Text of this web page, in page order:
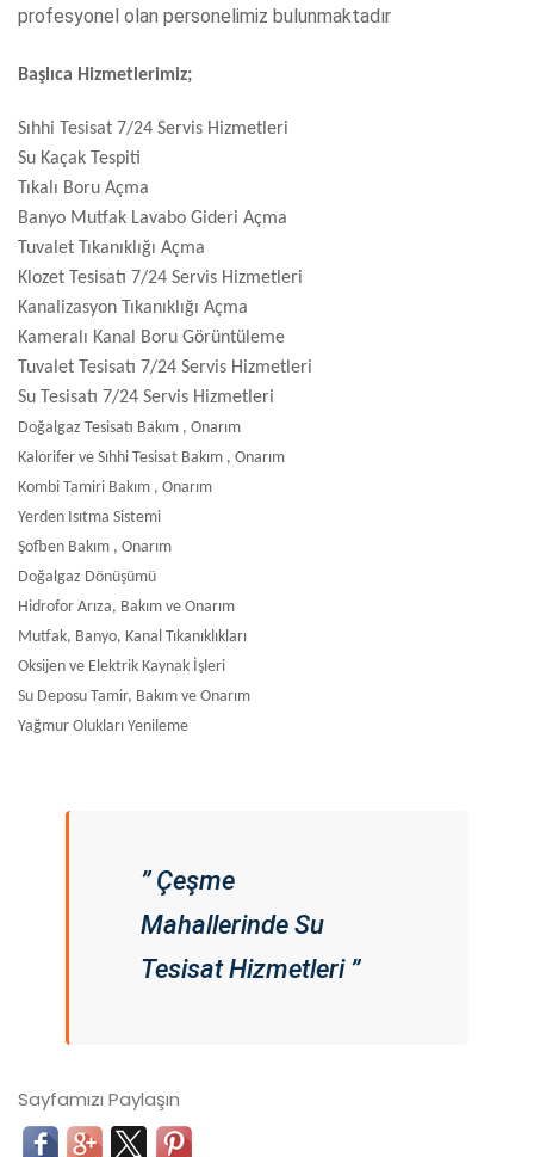
profesyonel olan personelimiz bulunmaktadır
Başlıca Hizmetlerimiz;
Sıhhi Tesisat 7/24 Servis Hizmetleri
Su Kaçak Tespiti
Tıkalı Boru Açma
Banyo Mutfak Lavabo Gideri Açma
Tuvalet Tıkanıklığı Açma
Klozet Tesisatı 7/24 Servis Hizmetleri
Kanalizasyon Tıkanıklığı Açma
Kameralı Kanal Boru Görüntüleme
Tuvalet Tesisatı 7/24 Servis Hizmetleri
Su Tesisatı 7/24 Servis Hizmetleri
Doğalgaz Tesisatı Bakım , Onarım
Kalorifer ve Sıhhi Tesisat Bakım , Onarım
Kombi Tamiri Bakım , Onarım
Yerden Isıtma Sistemi
Şofben Bakım , Onarım
Doğalgaz Dönüşümü
Hidrofor Arıza, Bakım ve Onarım
Mutfak, Banyo, Kanal Tıkanıklıkları
Oksijen ve Elektrik Kaynak İşleri
Su Deposu Tamir, Bakım ve Onarım
Yağmur Olukları Yenileme
” Çeşme
Mahallerinde Su
Tesisat Hizmetleri ”
Sayfamızı Paylaşın